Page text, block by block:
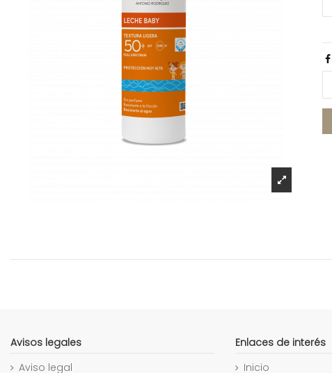
Avisos legales
Aviso legal
Enlaces de interés
Inicio